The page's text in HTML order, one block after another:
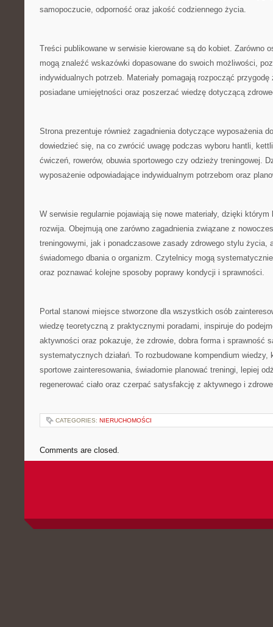
samopoczucie, odporność oraz jakość codziennego życia.
Treści publikowane w serwisie kierowane są do kobiet. Zarówno
mogą znaleźć wskazówki dopasowane do swoich możliwości,
indywidualnych potrzeb. Materiały pomagają rozpocząć
posiadane umiejętności oraz poszerzać wiedzę dotyczącą
Strona prezentuje również zagadnienia dotyczące wyposażenia
dowiedzieć się, na co zwrócić uwagę podczas wyboru hantli,
ćwiczeń, rowerów, obuwia sportowego czy odzieży treningowej.
wyposażenie odpowiadające indywidualnym potrzebom oraz
W serwisie regularnie pojawiają się nowe materiały, dzięki
rozwija. Obejmują one zarówno zagadnienia związane z
treningowymi, jak i ponadczasowe zasady zdrowego stylu życia,
świadomego dbania o organizm. Czytelnicy mogą
oraz poznawać kolejne sposoby poprawy kondycji i sprawności.
Portal stanowi miejsce stworzone dla wszystkich osób
wiedzę teoretyczną z praktycznymi poradami, inspiruje do
aktywności oraz pokazuje, że zdrowie, dobra forma i sprawność
systematycznych działań. To rozbudowane kompendium wiedzy,
sportowe zainteresowania, świadomie planować treningi, lepiej
regenerować ciało oraz czerpać satysfakcję z aktywnego i
CATEGORIES: NIERUCHOMOŚCI
Comments are closed.